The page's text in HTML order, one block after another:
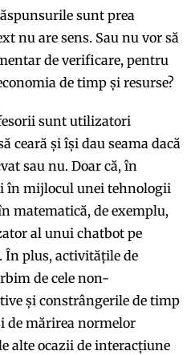
sunt prea
nu are sens. Sau nu vor să
de verificare, pentru
de timp și resurse?
sunt utilizatori
ceară și își dau seama dacă
sau nu. Doar că, în
în mijlocul unei tehnologii
matematică, de exemplu,
al unui chatbot pe
În plus, activitățile de
de cele non-
și constrângerile de timp
de mărirea normelor
alte ocazii de interacțiune